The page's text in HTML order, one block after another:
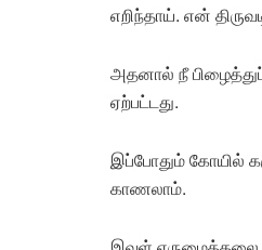
எறிந்தாய். என்
அதனால் நீ
ஏற்பட்டது.
இப்போதும் கோயில்
காணலாம்.